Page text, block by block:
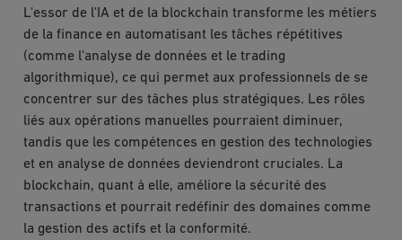
L'essor de l'IA et de la blockchain transforme les métiers
de la finance en automatisant les tâches répétitives
(comme l'analyse de données et le trading
algorithmique), ce qui permet aux professionnels de se
concentrer sur des tâches plus stratégiques. Les rôles
liés aux opérations manuelles pourraient diminuer,
tandis que les compétences en gestion des technologies
et en analyse de données deviendront cruciales. La
blockchain, quant à elle, améliore la sécurité des
transactions et pourrait redéfinir des domaines comme
la gestion des actifs et la conformité.